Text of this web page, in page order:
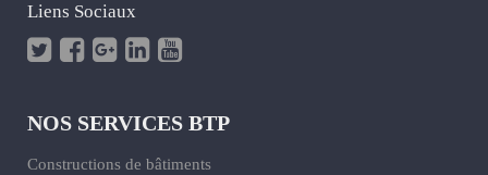
Liens Sociaux
NOS SERVICES BTP
Constructions de bâtiments